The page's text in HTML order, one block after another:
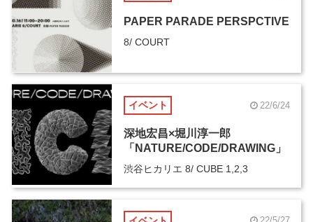
PAPER PARADE PERSPCTIVE
8/ COURT
イベント 22/6/24
深地宏昌×堀川淳一郎
「NATURE/CODE/DRAWING」
渋谷ヒカリエ 8/ CUBE 1,2,3